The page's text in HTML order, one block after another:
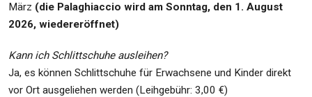
März (die Palaghiaccio wird am Sonntag, den 1. August
2026, wiedereröffnet)
Kann ich Schlittschuhe ausleihen?
Ja, es können Schlittschuhe für Erwachsene und Kinder direkt
vor Ort ausgeliehen werden (Leihgebühr: 3,00 €)